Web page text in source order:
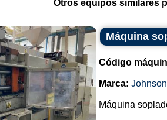
Otros equipos similares
Máquina
Código
Marca:
Máquina